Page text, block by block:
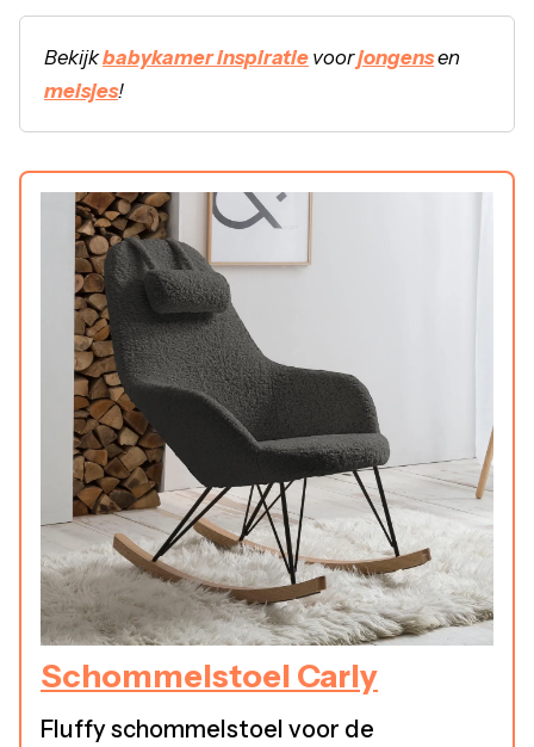
Bekijkbabykamer inspiratie voorjongensen
meisjes!
Schommelstoel Carly
Fluffy schommelstoel voor de